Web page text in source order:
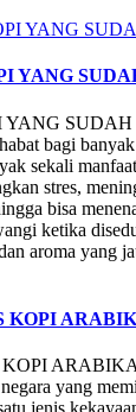
YANG
YANG
bagi
sekali
stres,
bisa
ketika
aroma yang
KOPI
yang
jenis